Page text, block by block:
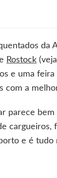
da
Rostock
e uma
com a
parece
e é tudo